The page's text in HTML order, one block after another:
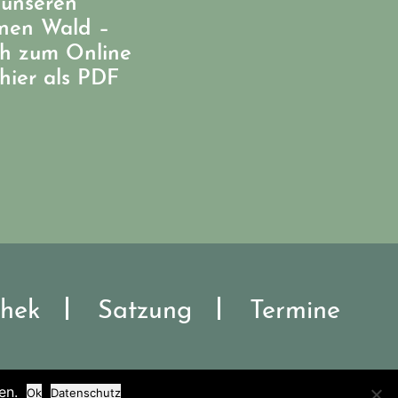
Wald –
zum Online
als PDF
Satzung Termine
Ok Datenschutz